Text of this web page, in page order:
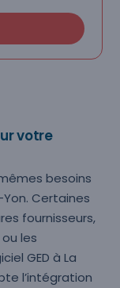
votre
besoins
Certaines
fournisseurs,
les
GED à La
l’intégration